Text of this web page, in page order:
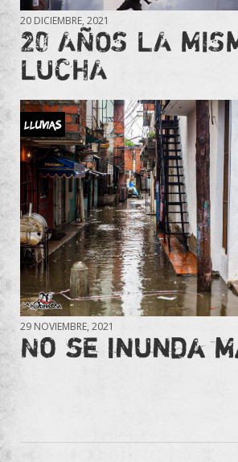
20 DICIEMBRE, 2021
20 AÑOS LA
LUCHA
Lluvias
29 NOVIEMBRE, 2021
No se inunda